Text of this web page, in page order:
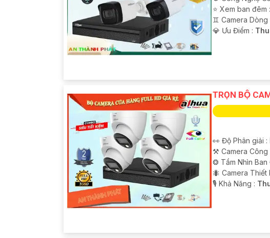
⭐ Xem ban đêm :
♊ Camera Dòng
️💎 Ưu Điểm :
TRỌN BỘ
👀 Độ Phân giải :
⚒ Camera Công
❂ Tầm Nhìn Ban
🐜 Camera Thiết
️🎙 Khả Năng :